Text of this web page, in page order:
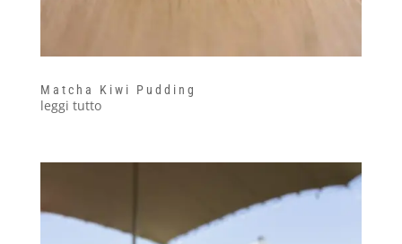
Matcha Kiwi Pudding
leggi tutto